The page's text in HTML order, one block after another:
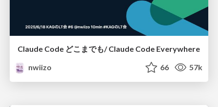
Claude Code どこまでも/ Claude Code Everywhere
nwiizo
66 57k